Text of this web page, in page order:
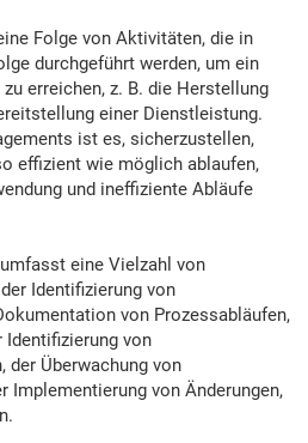
Folge von Aktivitäten, die in
durchgeführt werden, um ein
erreichen, z. B. die Herstellung
einer Dienstleistung.
ist es, sicherzustellen,
effizient wie möglich ablaufen,
und ineffiziente Abläufe
eine Vielzahl von
Identifizierung von
von Prozessabläufen,
Identifizierung von
der Überwachung von
Implementierung von Änderungen,